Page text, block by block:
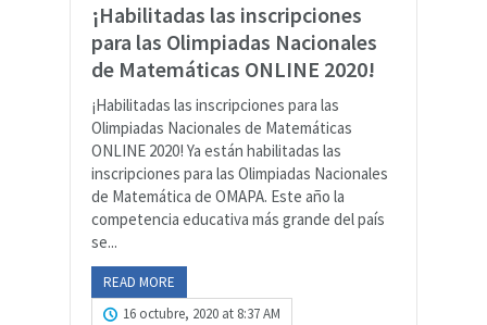
¡Habilitadas las inscripciones
para las Olimpiadas Nacionales
de Matemáticas ONLINE 2020!
¡Habilitadas las inscripciones para las
Olimpiadas Nacionales de Matemáticas
ONLINE 2020! Ya están habilitadas las
inscripciones para las Olimpiadas Nacionales
de Matemática de OMAPA. Este año la
competencia educativa más grande del país
se...
READ MORE
16 octubre, 2020 at 8:37 AM